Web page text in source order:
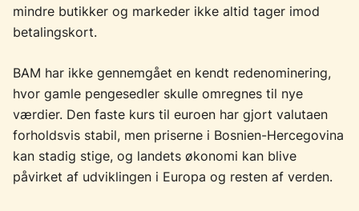
mindre butikker og markeder ikke altid tager imod
betalingskort.
BAM har ikke gennemgået en kendt redenominering,
hvor gamle pengesedler skulle omregnes til nye
værdier. Den faste kurs til euroen har gjort valutaen
forholdsvis stabil, men priserne i Bosnien-Hercegovina
kan stadig stige, og landets økonomi kan blive
påvirket af udviklingen i Europa og resten af verden.